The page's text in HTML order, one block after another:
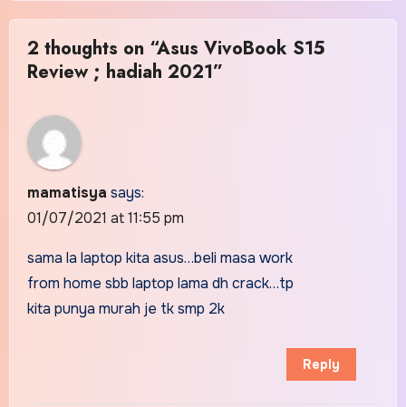
2 thoughts on “Asus VivoBook S15
Review ; hadiah 2021”
mamatisya says:
01/07/2021 at 11:55 pm
sama la laptop kita asus…beli masa work
from home sbb laptop lama dh crack…tp
kita punya murah je tk smp 2k
Reply